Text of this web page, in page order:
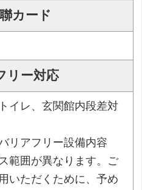
カード
リー対応
イレ、玄関館内段差対
リアフリー設備内容
範囲が異なります。ご
いただくために、予め